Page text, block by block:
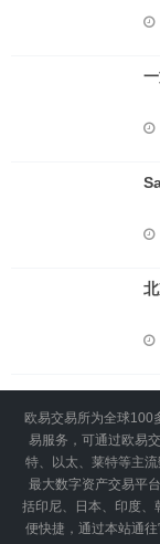
欧易交易所为全球100
易服务，可通过欧易
特、以太、莱特等主
最大数字资产交易平
括印尼、日本、印度、
便快捷，通过本站通